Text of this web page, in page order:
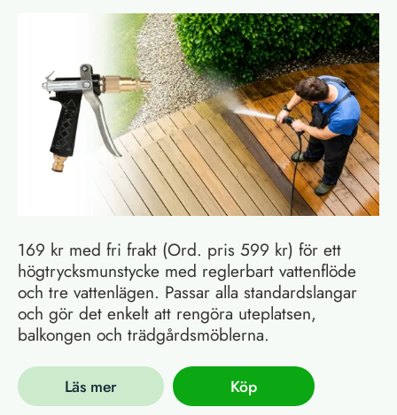
169 kr med fri frakt (Ord. pris 599 kr) för ett
högtrycksmunstycke med reglerbart vattenflöde
och tre vattenlägen. Passar alla standardslangar
och gör det enkelt att rengöra uteplatsen,
balkongen och trädgårdsmöblerna.
Läs mer Köp